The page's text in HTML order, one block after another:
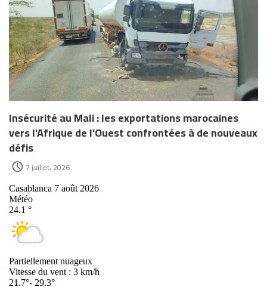
Insécurité au Mali : les exportations marocaines
vers l’Afrique de l’Ouest confrontées à de nouveaux
défis
7 juillet، 2026